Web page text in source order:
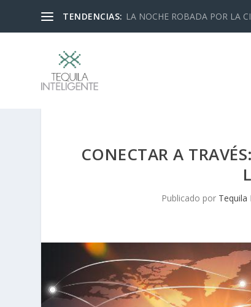
TENDENCIAS: LA NOCHE ROBADA POR LA
CONECTAR A
Publicado por Tequila